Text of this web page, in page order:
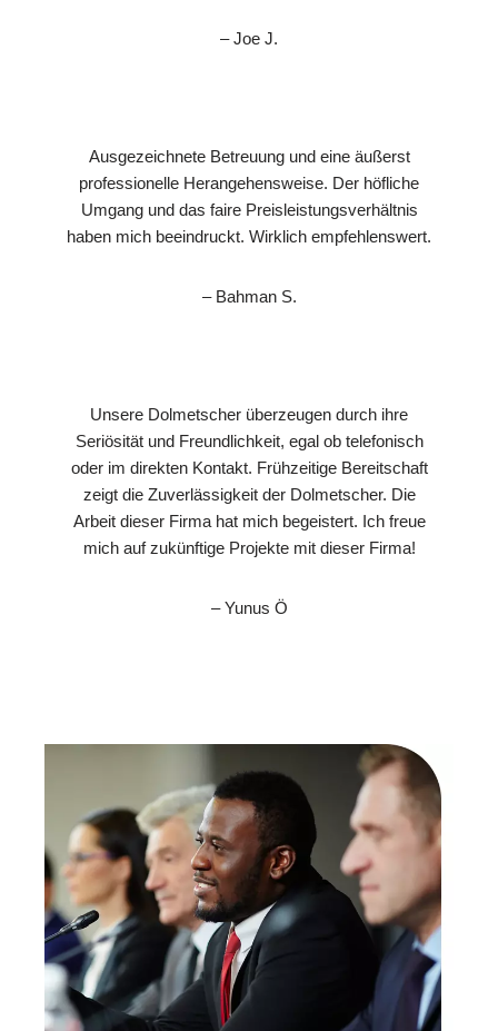
– Joe J.
Ausgezeichnete Betreuung und eine äußerst
professionelle Herangehensweise. Der höfliche
Umgang und das faire Preisleistungsverhältnis
haben mich beeindruckt. Wirklich empfehlenswert.
– Bahman S.
Unsere Dolmetscher überzeugen durch ihre
Seriösität und Freundlichkeit, egal ob telefonisch
oder im direkten Kontakt. Frühzeitige Bereitschaft
zeigt die Zuverlässigkeit der Dolmetscher. Die
Arbeit dieser Firma hat mich begeistert. Ich freue
mich auf zukünftige Projekte mit dieser Firma!
– Yunus Ö